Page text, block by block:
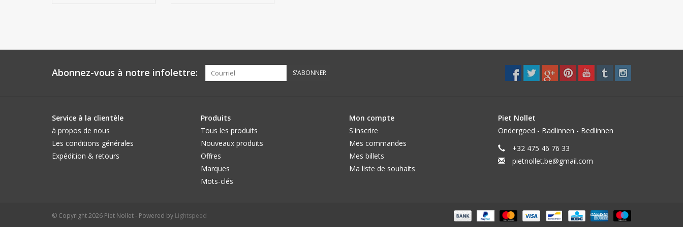
Abonnez-vous à notre infolettre: S'ABONNER
Service à la clientèle
à propos de nous
Les conditions générales
Expédition & retours
Produits
Tous les produits
Nouveaux produits
Offres
Marques
Mots-clés
Mon compte
S'inscrire
Mes commandes
Mes billets
Ma liste de souhaits
Piet Nollet
Ondergoed - Badlinnen - Bedlinnen
+32 475 46 76 33
pietnollet.be@gmail.com
© Copyright 2026 Piet Nollet - Powered by Lightspeed